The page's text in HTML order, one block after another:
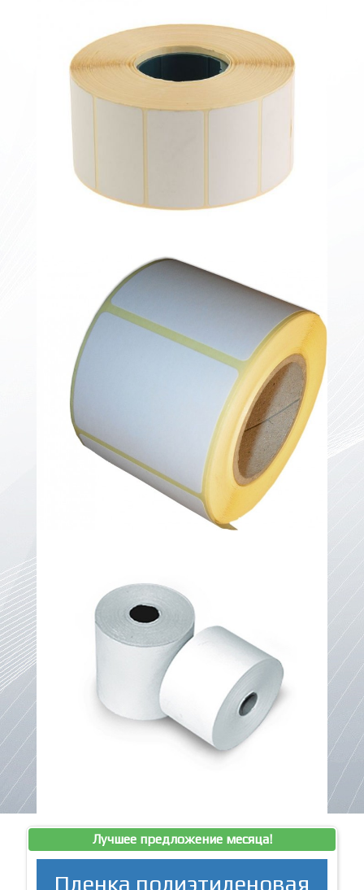
Лучшее предложение месяца!
Пленка полиэтиленовая